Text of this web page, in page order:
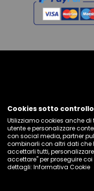
Via Piave Km 68,600 • 04100
Cookies sotto controllo
Utilizziamo cookies anche di
utente e personalizzare
con social media, partner
combinarli con altri dati che
accettarli tutti,
accettare" per proseguire
dettagli: Informativa Cookie